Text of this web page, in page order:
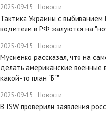
2025-09-15 Новости
Тактика Украины с
водители в РФ жалуются на
2025-09-15 Новости
Мусиенко рассказал, что на
делать американские военные
какой-то план "Б""
2025-09-15 Новости
В ISW проверили заявления